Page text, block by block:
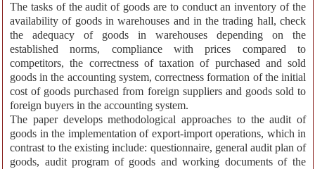
The tasks of the audit of goods are to conduct an inventory of the
availability of goods in warehouses and in the trading hall, check
the adequacy of goods in warehouses depending on the
established norms, compliance with prices compared to
competitors, the correctness of taxation of purchased and sold
goods in the accounting system, correctness formation of the initial
cost of goods purchased from foreign suppliers and goods sold to
foreign buyers in the accounting system.
The paper develops methodological approaches to the audit of
goods in the implementation of export-import operations, which in
contrast to the existing include: questionnaire, general audit plan of
goods, audit program of goods and working documents of the